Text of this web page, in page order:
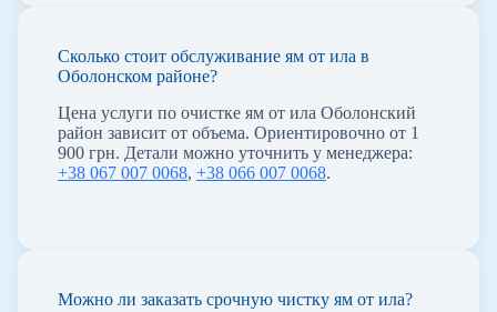
Сколько стоит обслуживание ям от ила в
Оболонском районе?
Цена услуги по очистке ям от ила Оболонский
район зависит от объема. Ориентировочно от 1
900 грн. Детали можно уточнить у менеджера:
+38 067 007 0068, +38 066 007 0068.
Можно ли заказать срочную чистку ям от ила?